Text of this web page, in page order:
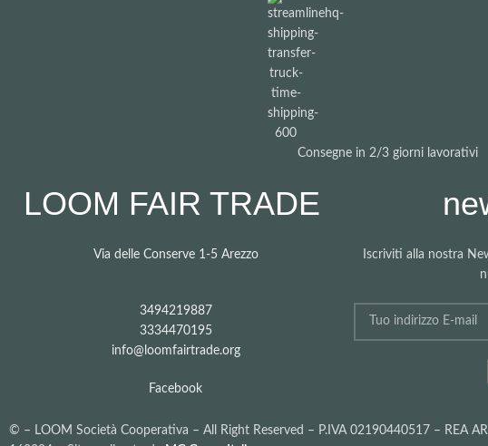
Consegne in 2/3 giorni lavorativi
LOOM FAIR TRADE
Via delle Conserve 1-5 Arezzo
3494219887
3334470195
info@loomfairtrade.org
Facebook
Iscriviti alla nostra
© – LOOM Società Cooperativa – All Right Reserved – P.IVA 02190440517 – REA AR